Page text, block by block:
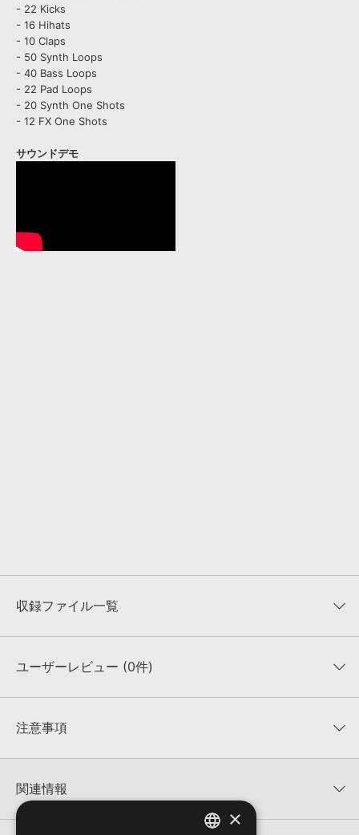
- 22 Kicks
- 16 Hihats
- 10 Claps
- 50 Synth Loops
- 40 Bass Loops
- 22 Pad Loops
- 20 Synth One Shots
- 12 FX One Shots
サウンドデモ
収録ファイル一覧
収録ファイル一覧
ユーザーレビュー (0件)
★★★★★
★5
★4
注意事項
KONTAKTフォーマットは、
でお使いいただけます。無償版のKONTAKT PLAYERではお使いい
ただけませんので、ご注意ください。また、「ライブラリ・タブ」
関連情報
【Resonance Sound】最先端のサンプルパック、シンセプリセッ
×